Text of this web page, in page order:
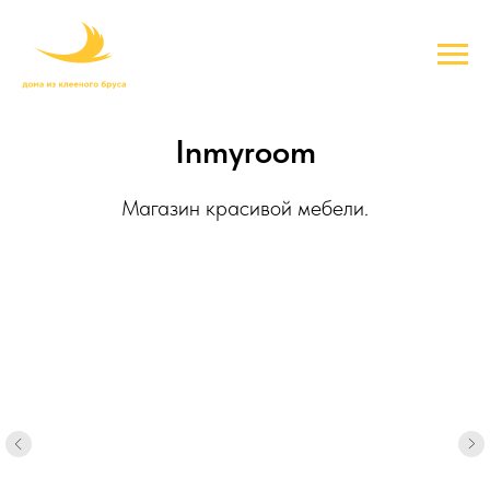
Inmyroom
Магазин красивой мебели.